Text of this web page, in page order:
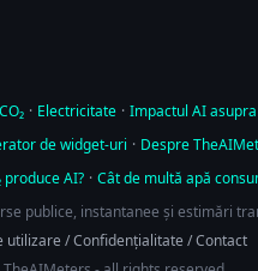
CO₂ · Electricitate · Impactul AI
de widget-uri · Despre
produce AI? · Cât de multă apă
publice, instantanee și estimări
utilizare /Confidențialitate /Contact